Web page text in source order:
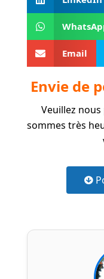
Email
Envie de
Veuillez
sommes très